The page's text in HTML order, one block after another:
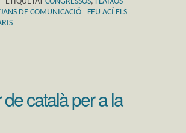
DE COMUNICACIÓ
FEU ACÍ ELS
català per a la